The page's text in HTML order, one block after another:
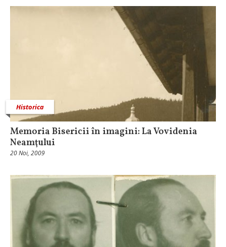
Historica
Memoria Bisericii în imagini: La Vovidenia
Neamţului
20 Noi, 2009